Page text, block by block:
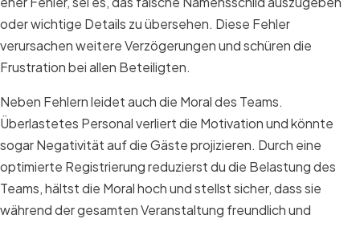
oder wichtige Details zu übersehen. Diese Fehler
verursachen weitere Verzögerungen und schüren die
Frustration bei allen Beteiligten.
Neben Fehlern leidet auch die Moral des Teams.
Überlastetes Personal verliert die Motivation und könnte
sogar Negativität auf die Gäste projizieren. Durch eine
optimierte Registrierung reduzierst du die Belastung des
Teams, hältst die Moral hoch und stellst sicher, dass sie
während der gesamten Veranstaltung freundlich und